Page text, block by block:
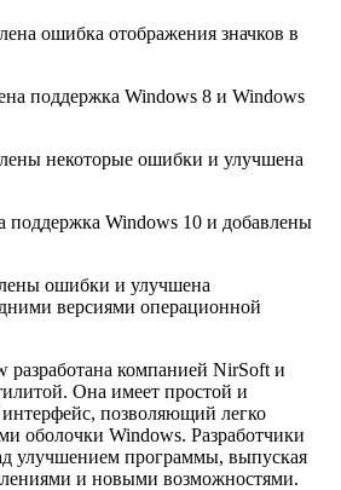
ошибка отображения значков в
поддержка Windows 8 и Windows
некоторые ошибки и улучшена
поддержка Windows 10 и добавлены
ошибки и улучшена
версиями операционной
компанией NirSoft и
Она имеет простой и
позволяющий легко
оболочки Windows. Разработчики
улучшением программы, выпуская
и новыми возможностями.